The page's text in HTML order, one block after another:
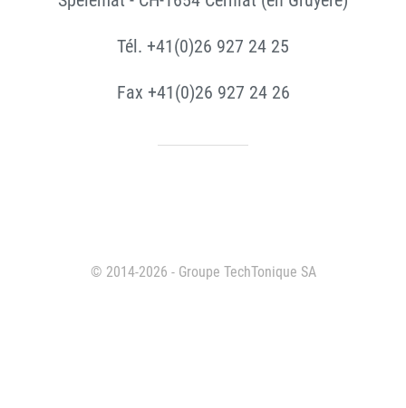
Tél. +41(0)26 927 24 25
Fax +41(0)26 927 24 26
© 2014-2026 - Groupe TechTonique SA